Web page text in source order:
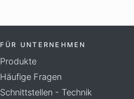
FÜR UNTERNEHMEN
Produkte
Häufige Fragen
Schnittstellen - Technik